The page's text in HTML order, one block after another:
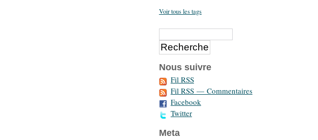
Voir tous les tags
Nous suivre
Fil RSS
Fil RSS — Commentaires
Facebook
Twitter
Meta